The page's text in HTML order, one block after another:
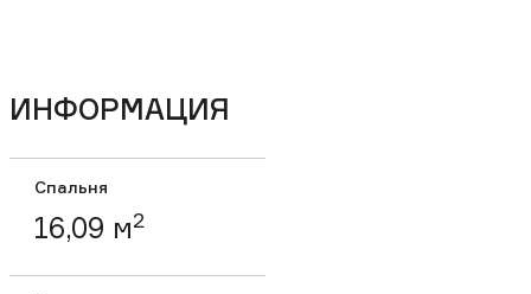
ИНФОРМАЦИЯ
Спальня
16,09 м2